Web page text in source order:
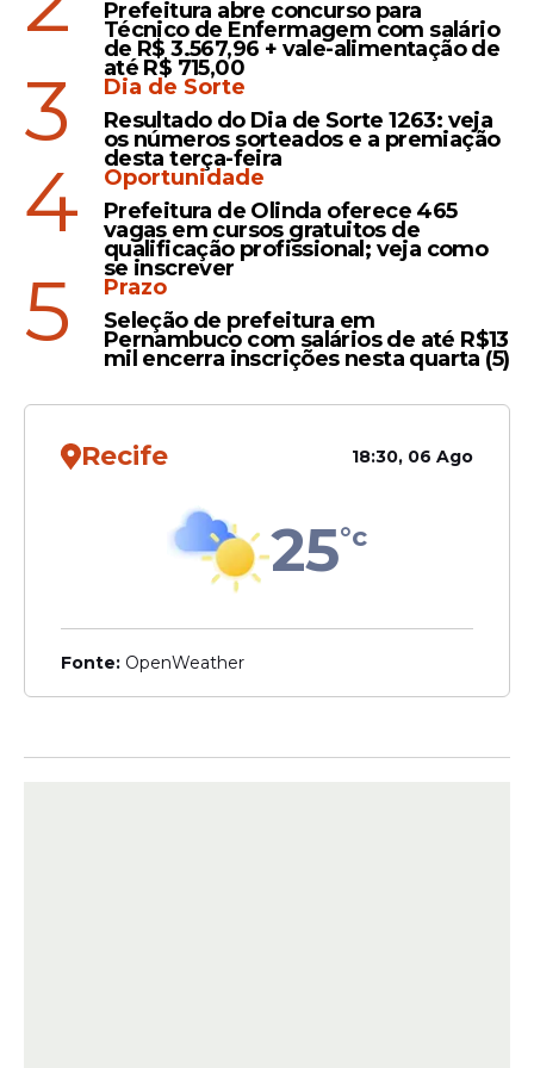
convidam o público à participação coletiva.
Leia Também
Teatro
Orquestra Sinfônica de
Pernambuco celebra os 150
de Falla
SESI oferece 200 vagas
economia criativa em
Pernambuco
Veja Também
Prefeitura abre concurso para
Técnico de Enfermagem com salário
de R$ 3.567,96 + vale-alimentação de
até R$ 715,00
3
Dia de Sorte
Resultado do Dia de Sorte 1263: veja
os números sorteados e a premiação
desta terça-feira
4
Oportunidade
Prefeitura de Olinda oferece 465
vagas em cursos gratuitos de
qualificação profissional; veja como
se inscrever
5
Prazo
Seleção de prefeitura em
Pernambuco com salários de até R$13
mil encerra inscrições nesta quarta (5)
Recife 18:30, 06 Ago
25°c
Fonte: OpenWeather